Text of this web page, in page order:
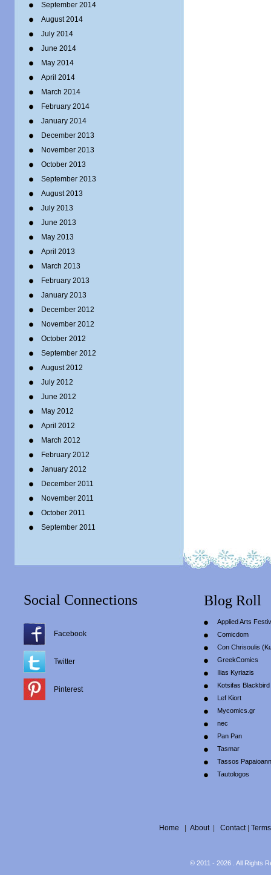
September 2014
August 2014
July 2014
June 2014
May 2014
April 2014
March 2014
February 2014
January 2014
December 2013
November 2013
October 2013
September 2013
August 2013
July 2013
June 2013
May 2013
April 2013
March 2013
February 2013
January 2013
December 2012
November 2012
October 2012
September 2012
August 2012
July 2012
June 2012
May 2012
April 2012
March 2012
February 2012
January 2012
December 2011
November 2011
October 2011
September 2011
Social Connections
Facebook
Twitter
Pinterest
Blog Roll
Applied Arts
Comicdom
Con Chrisoulis
GreekComics
Ilias Kyriazis
Kotsifas Blackbird
Lef Kiort
Mycomics.gr
nec
Pan Pan
Tasmar
Tassos
Tautologos
Home About| Contact| Terms
© 2011 - 2026 . All Rights